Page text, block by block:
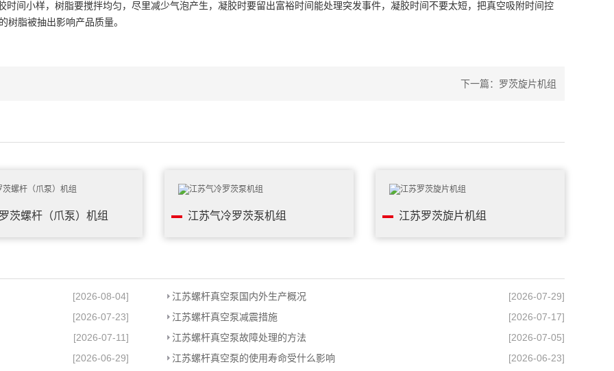
小样，树脂要搅拌均匀，尽里减少气泡产生，凝胶时要留出富裕时间能处理突发事件，凝胶时间不要太短，把真空吸附时间控
脂被抽出影响产品质量。
下一篇： 罗茨旋片机组
茨螺杆（爪泵）机组 江苏气冷罗茨泵机组 江苏罗茨旋片机组
[2026-08-04] 江苏螺杆真空泵国内外生产概况
[2026-07-29]
[2026-07-23]
江苏螺杆真空泵减震措施
[2026-07-17]
[2026-07-11]
江苏螺杆真空泵故障处理的方法
[2026-07-05]
[2026-06-29]
江苏螺杆真空泵的使用寿命受什么影响 [2026-06-23]